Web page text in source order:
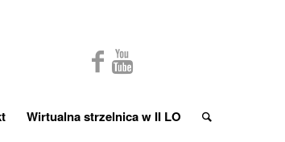
Wirtualna strzelnica w II LO